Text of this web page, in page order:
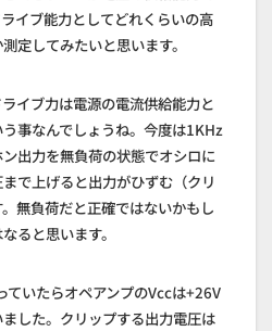
イブ能力としてどれくらいの高
定してみたいと思います。
イブ力は電源の電流供給能力と
事なんでしょうね。今度は1KHz
出力を無負荷の状態でオシロに
で上げると出力がひずむ（クリ
無負荷だと正確ではないかもし
ると思います。
ていたらオペアンプのVccは+26V
した。クリップする出力電圧は